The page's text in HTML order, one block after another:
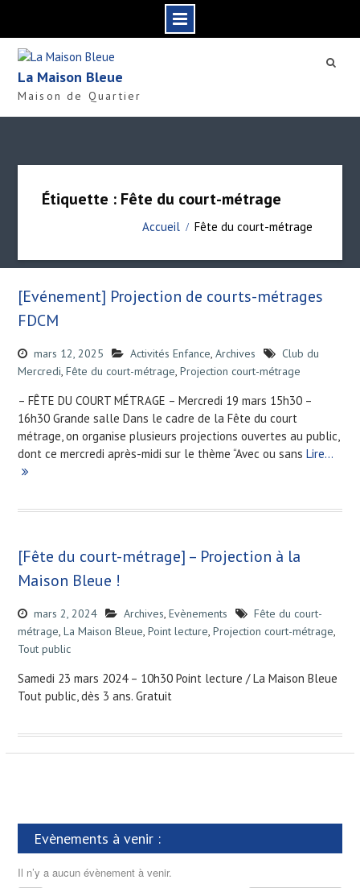
t
La Maison Bleue
Maison de Quartier
Étiquette : Fête du court-métrage
Accueil Fête du court-métrage
[Evénement] Projection de courts-métrages
FDCM
mars 12, 2025 Activités Enfance, Archives
Club du
Mercredi, Fête du court-métrage, Projection court-métrage
– FÊTE DU COURT MÉTRAGE – Mercredi 19 mars 15h30 –
16h30 Grande salle Dans le cadre de la Fête du court
métrage, on organise plusieurs projections ouvertes au public,
dont ce mercredi après-midi sur le thème “Avec ou sans Lire…
[Fête du court-métrage] – Projection à la
Maison Bleue !
mars 2, 2024 Archives, Evènements
Fête du court-
métrage, La Maison Bleue, Point lecture, Projection court-métrage,
Tout public
Samedi 23 mars 2024 – 10h30 Point lecture / La Maison Bleue
Tout public, dès 3 ans. Gratuit
Evènements à venir :
Il n’y a aucun évènement à venir.